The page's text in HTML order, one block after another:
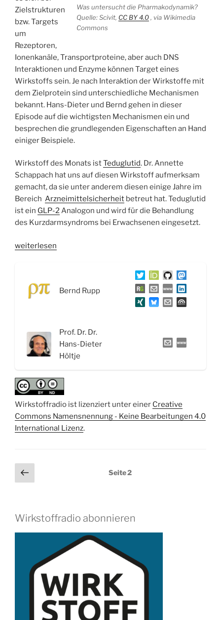
Was untersucht die Pharmakodynamik?
Quelle: Scivit, CC BY 4.0, via Wikimedia
Commons
Zielstrukturen
bzw. Targets
um
Rezeptoren,
Ionenkanäle, Transportproteine, aber auch DNS
Interaktionen und Enzyme können Target eines
Wirkstoffs sein. Je nach Interaktion der Wirkstoffe mit
dem Zielprotein sind unterschiedliche Mechanismen
bekannt. Hans-Dieter und Bernd gehen in dieser
Episode auf die wichtigsten Mechanismen ein und
besprechen die grundlegenden Eigenschaften an Hand
einiger Beispiele.
Wirkstoff des Monats istTeduglutid. Dr. Annette
Schappach hat uns auf diesen Wirkstoff aufmerksam
gemacht, da sie unter anderem diesen einige Jahre im
Bereich Arzneimittelsicherheit betreut hat. Teduglutid
ist ein GLP-2Analogon und wird für die Behandlung
des Kurzdarmsyndroms bei Erwachsenen eingesetzt.
„WSR044
Wirkstoffen:
Wirkstoff
weiterlesen
Bernd Rupp
Prof. Dr. Dr.
Hans-Dieter
Höltje
Wirkstoffradio ist lizenziert unter einer Creative
Commons Namensnennung - Keine Bearbeitungen 4.0
International Lizenz.
Seitennummerierung
der
Vorherige
Seite
Seite2
Wirkstoffradio abonnieren